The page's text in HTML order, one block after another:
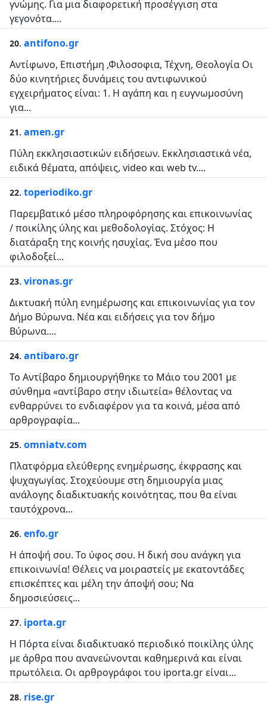
γνώμης. Για μια διαφορετική προσέγγιση στα
γεγονότα....
20. antifono.gr
Αντίφωνο, Επιστήμη ,Φιλοσοφια, Τέχνη, Θεολογία Oι
δύο κινητήριες δυνάμεις του αντιφωνικού
εγχειρήματος είναι: 1. H αγάπη και η ευγνωμοσύνη
για...
21. amen.gr
Πύλη εκκλησιαστικών ειδήσεων. Εκκλησιαστικά νέα,
ειδικά θέματα, απόψεις, video και web tv....
22. toperiodiko.gr
Παρεμβατικό μέσο πληροφόρησης και επικοινωνίας
/ ποικίλης ύλης και μεθοδολογίας. Στόχος: Η
διατάραξη της κοινής ησυχίας. Ένα μέσο που
φιλοδοξεί...
23. vironas.gr
Δικτυακή πύλη ενημέρωσης και επικοινωνίας για τον
Δήμο Βύρωνα. Νέα και ειδήσεις για τον δήμο
Βύρωνα....
24. antibaro.gr
Το Αντίβαρο δημιουργήθηκε το Μάιο του 2001 με
σύνθημα «αντίβαρο στην ιδιωτεία» θέλοντας να
ενθαρρύνει το ενδιαφέρον για τα κοινά, μέσα από
αρθρογραφία...
25. omniatv.com
Πλατφόρμα ελεύθερης ενημέρωσης, έκφρασης και
ψυχαγωγίας. Στοχεύουμε στη δημιουργία μιας
ανάλογης διαδικτυακής κοινότητας, που θα είναι
ταυτόχρονα...
26. enfo.gr
Η άποψή σου. Το ύφος σου. Η δική σου ανάγκη για
επικοινωνία! Θέλεις να μοιραστείς με εκατοντάδες
επισκέπτες και μέλη την άποψή σου; Να
δημοσιεύσεις...
27. iporta.gr
Η Πόρτα είναι διαδικτυακό περιοδικό ποικίλης ύλης
με άρθρα που ανανεώνονται καθημερινά και είναι
πρωτόλεια. Οι αρθρογράφοι του iporta.gr είναι...
28. rise.gr